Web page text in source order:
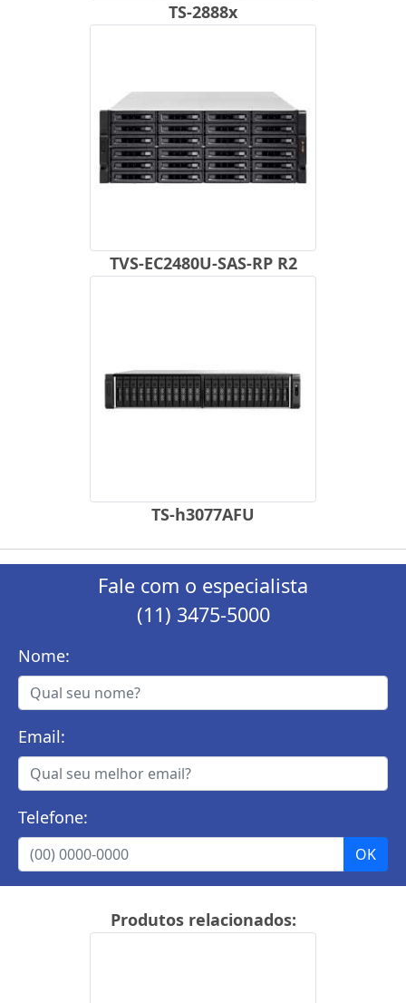
TS-2888x
TVS-EC2480U-SAS-RP R2
TS-h3077AFU
Fale com o especialista
(11) 3475-5000
Nome:
Email:
Telefone:
Produtos relacionados: